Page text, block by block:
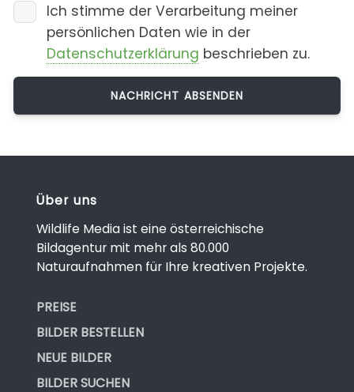
Ich stimme der Verarbeitung meiner
persönlichen Daten wie in der
Datenschutzerklärung beschrieben zu.
Über uns
Wildlife Media ist eine österreichische
Bildagentur mit mehr als 80.000
Naturaufnahmen für Ihre kreativen Projekte.
PREISE
BILDER BESTELLEN
NEUE BILDER
BILDER SUCHEN